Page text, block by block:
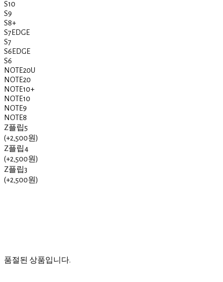
S10
S9
S8+
S7EDGE
S7
S6EDGE
S6
NOTE20U
NOTE20
NOTE10+
NOTE10
NOTE9
NOTE8
Z플립5
(+2,500원)
Z플립4
(+2,500원)
Z플립3
(+2,500원)
품절된 상품입니다.